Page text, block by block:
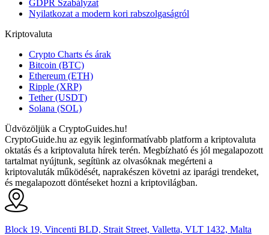
GDPR Szabályzat
Nyilatkozat a modern kori rabszolgaságról
Kriptovaluta
Crypto Charts és árak
Bitcoin (BTC)
Ethereum (ETH)
Ripple (XRP)
Tether (USDT)
Solana (SOL)
Üdvözöljük a CryptoGuides.hu!
CryptoGuide.hu az egyik leginformatívabb platform a kriptovaluta
oktatás és a kriptovaluta hírek terén. Megbízható és jól megalapozott
tartalmat nyújtunk, segítünk az olvasóknak megérteni a
kriptovaluták működését, naprakészen követni az iparági trendeket,
és megalapozott döntéseket hozni a kriptovilágban.
Block 19, Vincenti BLD, Strait Street, Valletta, VLT 1432, Malta